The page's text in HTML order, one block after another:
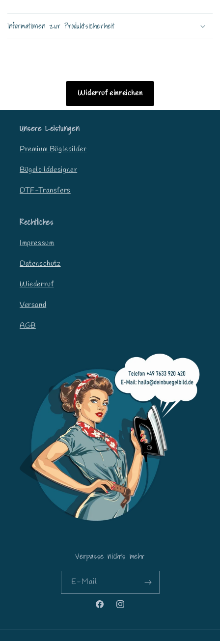
i
n
b
Informationen zur Produktsicherheit
Widerruf einreichen
Unsere Leistungen
Premium Büglebilder
Bügelbilddesigner
DTF-Transfers
Rechtliches
Impressum
Datenschutz
Wiederruf
Versand
AGB
Verpasse nichts mehr
E-Mail
FacebookInstagram